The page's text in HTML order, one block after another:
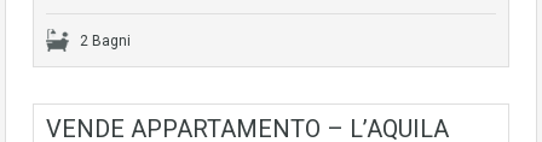
2 Bagni
VENDE APPARTAMENTO – L’AQUILA